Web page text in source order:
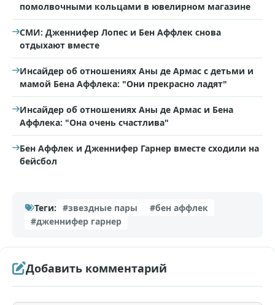
помолвочными кольцами в ювелирном магазине
СМИ: Дженнифер Лопес и Бен Аффлек снова
отдыхают вместе
Инсайдер об отношениях Аны де Армас с детьми и
мамой Бена Аффлека: "Они прекрасно ладят"
Инсайдер об отношениях Аны де Армас и Бена
Аффлека: "Она очень счастлива"
Бен Аффлек и Дженнифер Гарнер вместе сходили на
бейсбол
Теги: #звездные пары
#бен аффлек
#дженнифер гарнер
Добавить комментарий